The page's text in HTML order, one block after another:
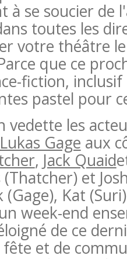
à se soucier de
toutes les
votre théâtre
que ce
fiction,
pastel pour
vedette les
Lukas Gage aux
, Jack Quaid
et
Kat
week-end
de ce
et de